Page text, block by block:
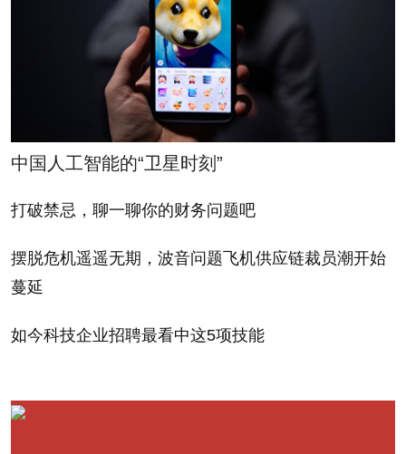
中国人工智能的“卫星时刻”
打破禁忌，聊一聊你的财务问题吧
摆脱危机遥遥无期，波音问题飞机供应链裁员潮开始
蔓延
如今科技企业招聘最看中这5项技能